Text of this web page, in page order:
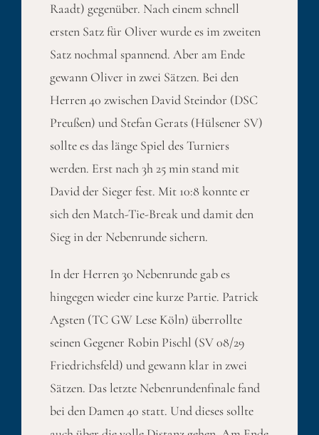
Raadt) gegenüber. Nach einem schnell
ersten Satz für Oliver wurde es im zweiten
Satz nochmal spannend. Aber am Ende
gewann Oliver in zwei Sätzen. Bei den
Herren 40 zwischen David Steindor (DSC
Preußen) und Stefan Gerats (Hülsener SV)
sollte es das länge Spiel des Turniers
werden. Erst nach 3h 25 min stand mit
David der Sieger fest. Mit 10:8 konnte er
sich den Match-Tie-Break und damit den
Sieg in der Nebenrunde sichern.
In der Herren 30 Nebenrunde gab es
hingegen wieder eine kurze Partie. Patrick
Agsten (TC GW Lese Köln) überrollte
seinen Gegener Robin Pischl (SV 08/29
Friedrichsfeld) und gewann klar in zwei
Sätzen. Das letzte Nebenrundenfinale fand
bei den Damen 40 statt. Und dieses sollte